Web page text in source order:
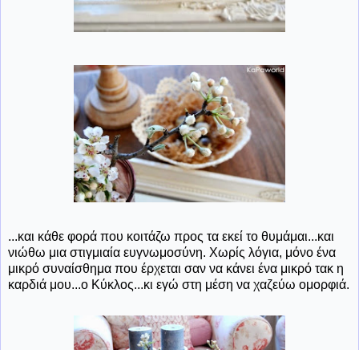
...και κάθε φορά που κοιτάζω προς τα εκεί το θυμάμαι...και
νιώθω μια στιγμιαία ευγνωμοσύνη. Χωρίς λόγια, μόνο ένα
μικρό συναίσθημα που έρχεται σαν να κάνει ένα μικρό τακ η
καρδιά μου...ο Κύκλος...κι εγώ στη μέση να χαζεύω ομορφιά.